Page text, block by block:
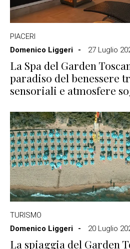
PIACERI
Domenico Liggeri
27 Luglio
La Spa del Garden
paradiso del benessere
sensoriali e atmosfere
TURISMO
Domenico Liggeri
20 Luglio
La spiaggia del Garden